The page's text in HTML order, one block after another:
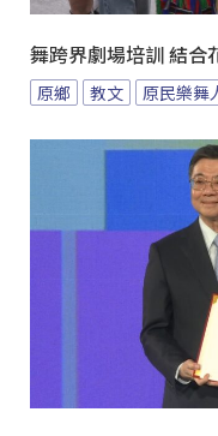
舞跨界劇場培訓 結合
原鄉 教文 原民樂舞